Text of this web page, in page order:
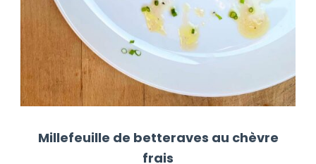
Millefeuille de betteraves au chèvre
frais